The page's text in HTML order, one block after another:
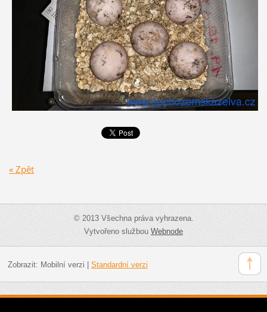
« Zpět
© 2013 Všechna práva vyhrazena.
Vytvořeno službouWebnode
Zobrazit: Mobilní verzi | Standardní verzi